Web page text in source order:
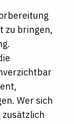
zu bringen,
Wer sich